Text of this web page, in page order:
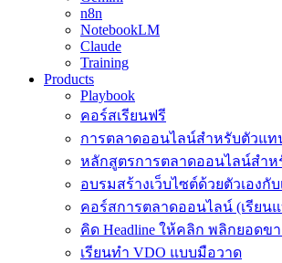
n8n
NotebookLM
Claude
Training
Products
Playbook
คอร์สเรียนฟรี
การตลาดออนไลน์สำหรับตัวแท
หลักสูตรการตลาดออนไลน์สำ
อบรมสร้างเว็บไซต์ด้วยตัวเองกั
คอร์สการตลาดออนไลน์ (เรียน
คิด Headline ให้คลิก พลิกยอดข
เรียนทำ VDO แบบมือวาด